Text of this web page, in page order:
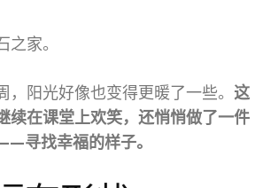
之家。
，阳光好像也变得更暖了一些。 这
续在课堂上欢笑，还悄悄做了一件
寻找幸福的样子。